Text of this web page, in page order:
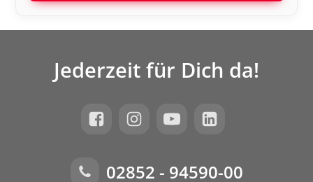
Jederzeit für Dich da!
02852 - 94590-00